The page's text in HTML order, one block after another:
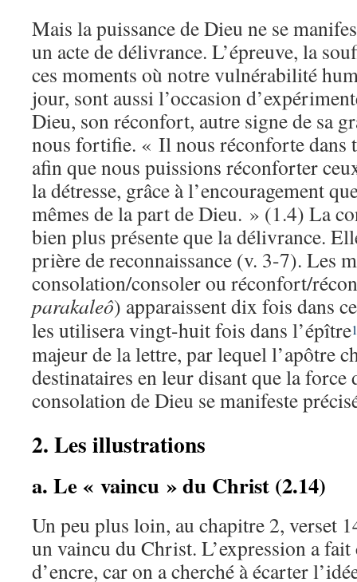
Mais la puissance de Dieu ne se
un acte de délivrance. L’épreuve, la
ces moments où notre vulnérabilité
jour, sont aussi l’occasion
Dieu, son réconfort, autre signe de sa
nous fortifie. « Il nous réconforte dans
afin que nous puissions réconforter
la détresse, grâce à l’encouragement
mêmes de la part de Dieu. » (1.4) La
bien plus présente que la délivrance.
prière de reconnaissance (v. 3-7). Les
consolation/consoler ou réconfort/
parakaleô) apparaissent dix fois dans
les utilisera vingt-huit fois dans l’épître
majeur de la lettre, par lequel l’apôtre
destinataires en leur disant que la force
consolation de Dieu se manifeste
2. Les illustrations
a. Le « vaincu » du Christ (2.14)
Un peu plus loin, au chapitre 2, verset
un vaincu du Christ. L’expression a
d’encre, car on a cherché à écarter